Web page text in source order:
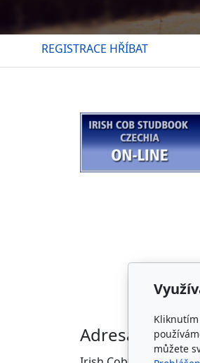
REGISTRACE HŘÍBAT
Adresa
můžete